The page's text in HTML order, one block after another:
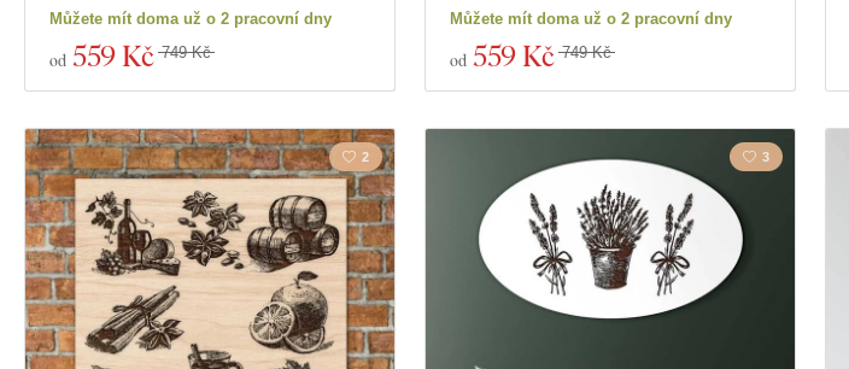
Hloubka
Zobrazit 135 produktů Zavřít filtr
Můžete mít doma už o 2 pracovní dny
od 559 Kč 749 Kč
Můžete mít doma už o 2 pracovní dny
od 559 Kč 749 Kč
2 3